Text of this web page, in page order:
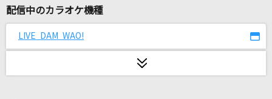
back number
配信中のカラオケ機種
LIVE DAM WAO!